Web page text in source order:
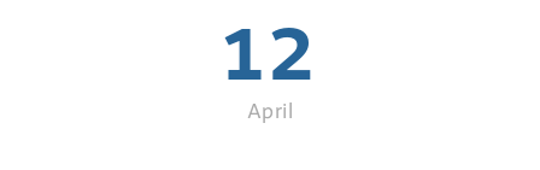
12
April